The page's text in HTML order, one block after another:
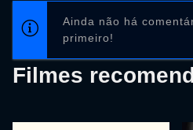
Ainda não há
primeiro!
Filmes